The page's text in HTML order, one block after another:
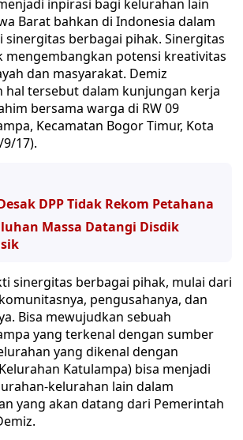
inpirasi bagi kelurahan lain
Barat bahkan di Indonesia dalam
sinergitas berbagai pihak. Sinergitas
mengembangkan potensi kreativitas
dan masyarakat. Demiz
hal tersebut dalam kunjungan kerja
bersama warga di RW 09
Kecamatan Bogor Timur, Kota
9/17).
DPP Tidak Rekom Petahana
Massa Datangi Disdik
sinergitas berbagai pihak, mulai dari
pengusahanya, dan
Bisa mewujudkan sebuah
yang terkenal dengan sumber
yang dikenal dengan
Katulampa) bisa menjadi
kelurahan lain dalam
yang akan datang dari Pemerintah